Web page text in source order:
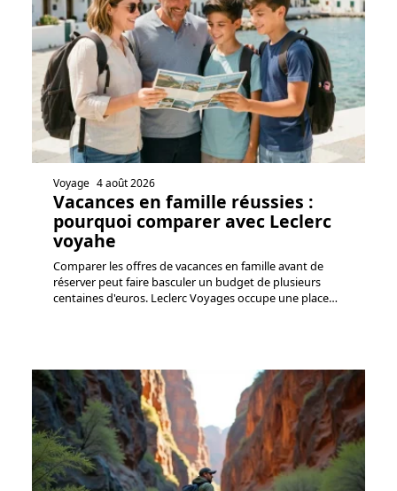
Voyage 4 août 2026
Vacances en famille réussies :
pourquoi comparer avec Leclerc
voyahe
Comparer les offres de vacances en famille avant de
réserver peut faire basculer un budget de plusieurs
centaines d'euros. Leclerc Voyages occupe une place…